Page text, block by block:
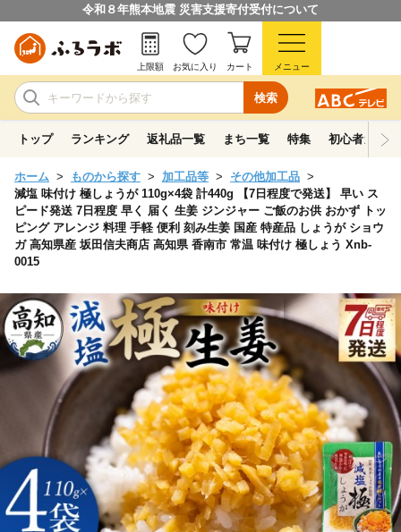
令和８年熊本地震 災害支援寄付受付について
検索
上限額 お気に入り カート メニュー
トップ ランキング 返礼品一覧 まち一覧 特集 初心者ガイド
ホーム ものから探す 加工品等
その他加工品
減塩 味付け 極しょうが 110g×4袋 計440g 【7日程度で発送】 早い ス
ピード発送 7日程度 早く 届く 生姜 ジンジャー ご飯のお供 おかず トッ
ピング アレンジ 料理 手軽 便利 刻み生姜 国産 特産品 しょうが ショウ
ガ 高知県産 坂田信夫商店 高知県 香南市 常温 味付け 極しょう Xnb-
0015